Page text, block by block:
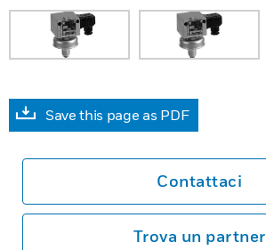
Save this page as PDF
Contattaci
Trova un partner